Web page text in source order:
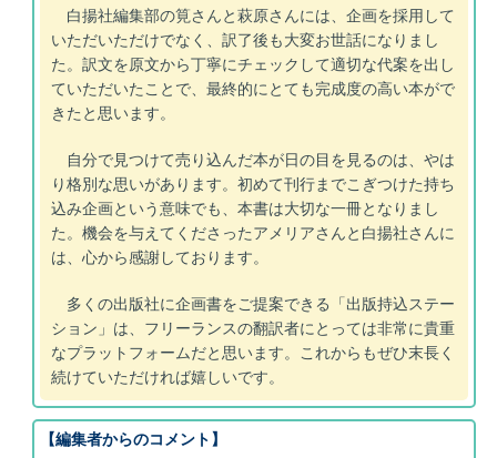
白揚社編集部の筧さんと萩原さんには、企画を採用して
いただいただけでなく、訳了後も大変お世話になりまし
た。訳文を原文から丁寧にチェックして適切な代案を出し
ていただいたことで、最終的にとても完成度の高い本がで
きたと思います。
自分で見つけて売り込んだ本が日の目を見るのは、やは
り格別な思いがあります。初めて刊行までこぎつけた持ち
込み企画という意味でも、本書は大切な一冊となりまし
た。機会を与えてくださったアメリアさんと白揚社さんに
は、心から感謝しております。
多くの出版社に企画書をご提案できる「出版持込ステー
ション」は、フリーランスの翻訳者にとっては非常に貴重
なプラットフォームだと思います。これからもぜひ末長く
続けていただければ嬉しいです。
【編集者からのコメント】